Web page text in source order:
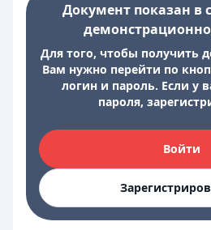
Документ показан в
Для того, чтобы получить
Вам нужно перейти по
логин и пароль. Если у
пароля,
Войти